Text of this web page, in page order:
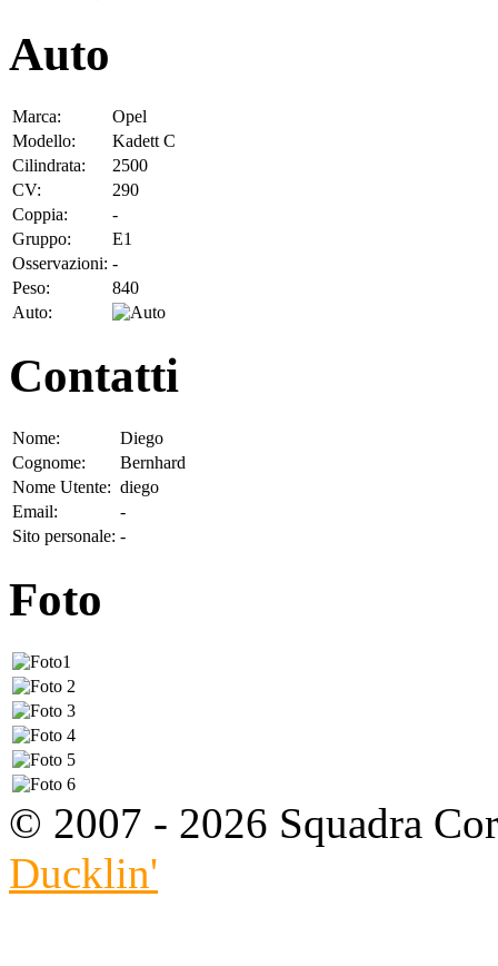
Auto
Marca:
Opel
Modello:
Kadett C
Cilindrata:
2500
CV:
290
Coppia:
-
Gruppo:
E1
Osservazioni: -
Peso:
840
Auto:
Contatti
Nome:
Diego
Cognome:
Bernhard
Nome Utente: diego
Email:
-
Sito personale: -
Foto
© 2007 - 2026 Squadra
Ducklin'